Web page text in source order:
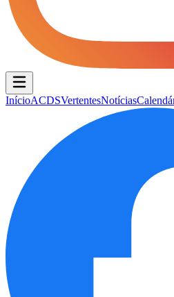
InícioACDSVertentesNotícias